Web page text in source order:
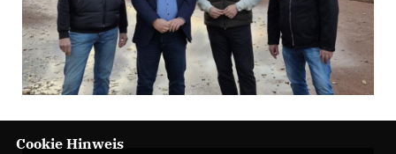
Cookie Hinweis